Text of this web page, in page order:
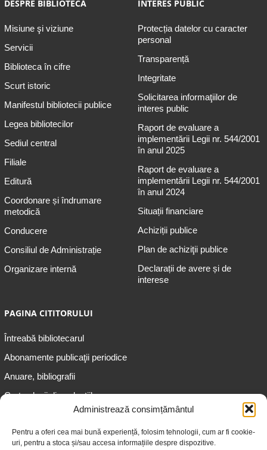
Administrează consimțământul
Pentru a oferi cea mai bună experiență, folosim tehnologii, cum ar fi cookie-
uri, pentru a stoca și/sau accesa informațiile despre dispozitive.
DESPRE BIBLIOTECĂ
Misiune şi viziune
Servicii
Biblioteca în cifre
Scurt istoric
Manifestul bibliotecii publice
Legea bibliotecilor
Sediul central
Filiale
Editură
Coordonare și îndrumare
metodică
Conducere
Consiliul de Administrație
Organizare internă
INTERES PUBLIC
Protecția datelor cu caracter
personal
Transparență
Integritate
Solicitarea informaţiilor de
interes public
Raport de evaluare a
implementării Legii nr. 544/2001
în anul 2025
Raport de evaluare a
implementării Legii nr. 544/2001
în anul 2024
Situații financiare
Achiziții publice
Plan de achiziţii publice
Declarații de avere și de
interese
PAGINA CITITORULUI
Întreabă bibliotecarul
Abonamente publicaţii periodice
Anuare, bibliografii
Cartea lunii din colecțiile
Informații pentru adolescenți